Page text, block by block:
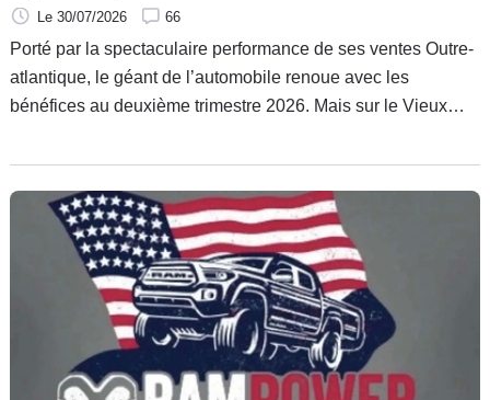
Forum
Moto
Continent
Le 30/07/2026 66
Porté par la spectaculaire performance de ses ventes Outre-
atlantique, le géant de l’automobile renoue avec les
bénéfices au deuxième trimestre 2026. Mais sur le Vieux
l’argent, la cure d’austérité se profile à grands pas.